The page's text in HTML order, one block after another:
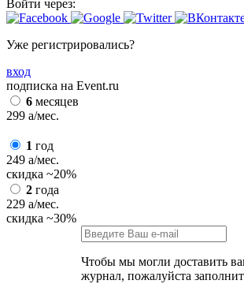
Войти через:
Уже регистрировались?
вход
подписка на Event.ru
6 месяцев
299 a/мес.
1 год
249 a/мес.
скидка ~20%
2 года
229 a/мес.
скидка ~30%
Чтобы мы могли доставить
журнал, пожалуйста